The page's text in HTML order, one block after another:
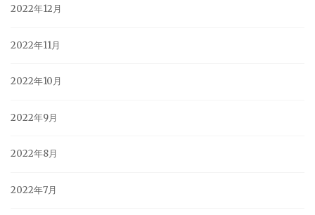
2022年12月
2022年11月
2022年10月
2022年9月
2022年8月
2022年7月